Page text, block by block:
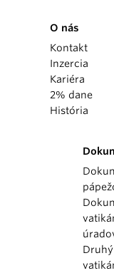
O nás
Kontakt
Inzercia
Kariéra
2% dane
História
Druhý